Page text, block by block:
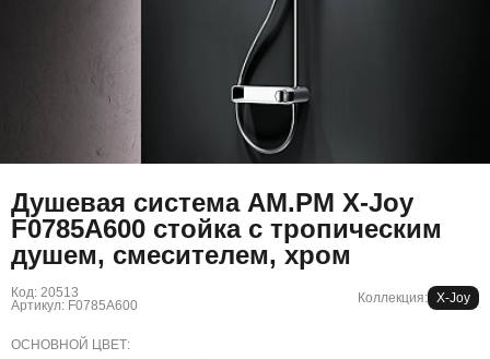
Душевая система AM.PM X-Joy
F0785A600 стойка с тропическим
душем, смесителем, хром
Код: 20513
Артикул: F0785A600
Коллекция: X-Joy
ОСНОВНОЙ ЦВЕТ: